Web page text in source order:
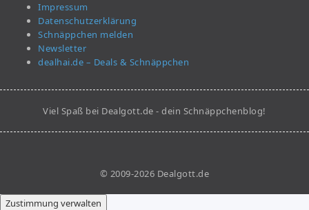
Impressum
Datenschutzerklärung
Schnäppchen melden
Newsletter
dealhai.de – Deals & Schnäppchen
Viel Spaß bei Dealgott.de - dein Schnäppchenblog!
© 2009-2026 Dealgott.de
Zustimmung verwalten